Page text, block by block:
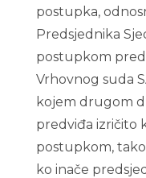
postupka,
Predsjednika
postupkom
Vrhovnog suda
kojem drugom
predviđa izričito
postupkom,
ko inače